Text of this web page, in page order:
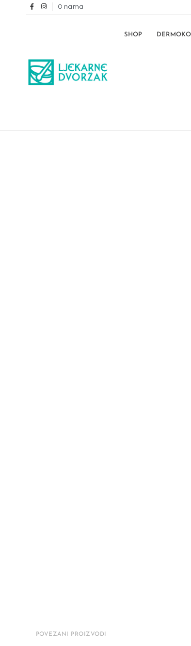
O nama
SHOP
POVEZANI PROIZVODI